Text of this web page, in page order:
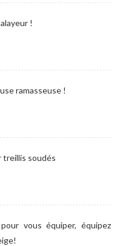
!
ramasseuse !
treillis soudés
vous équiper, équipez